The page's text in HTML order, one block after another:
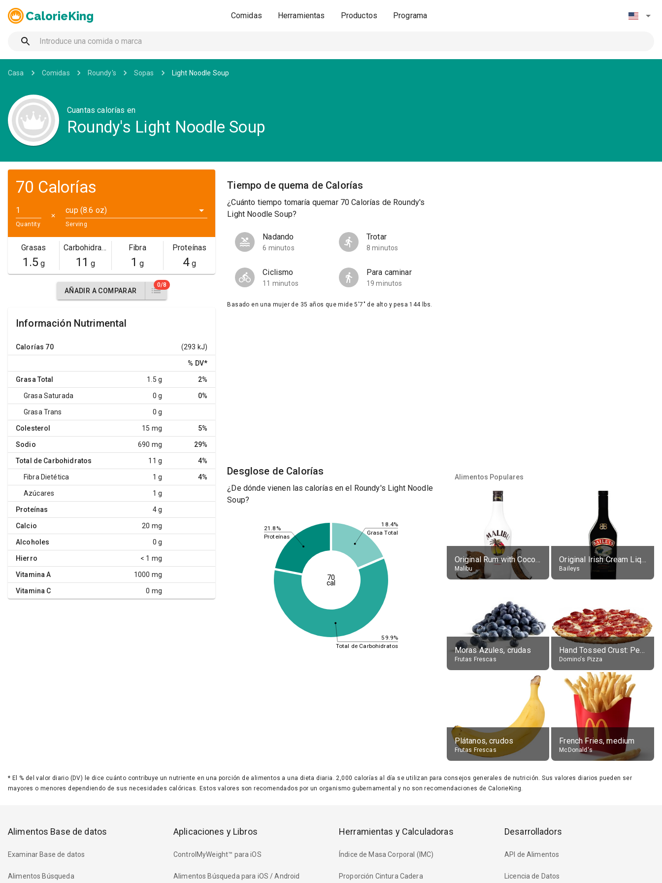
CalorieKing Comidas Herramientas Productos Programa
Casa Comidas Roundy's Sopas Light Noodle Soup
Cuantas calorías en
Roundy's Light Noodle Soup
70 Calorías
Quantity
✕
cup (8.6 oz)
Serving
Grasas
1.5g
Carbohidratos
11 g
Fibra
1 g
Proteínas
4g
AÑADIR A COMPARAR
0/8
Información Nutrimental
Calorías 70 (293 kJ)
% DV*
Grasa Total 1.5 g 2%
Grasa Saturada 0 g 0%
Grasa Trans 0 g
Colesterol 15 mg 5%
Sodio 690 mg 29%
Total de Carbohidratos 11 g 4%
Fibra Dietética 1 g 4%
Azúcares 1 g
Proteínas 4 g
Calcio 20 mg
Alcoholes 0 g
Hierro < 1 mg
Vitamina A 1000 mg
Vitamina C 0 mg
Tiempo de quema de Calorías
¿Cuánto tiempo tomaría quemar 70 Calorías de Roundy's
Light Noodle Soup?
Nadando
6 minutos
Trotar
8 minutos
Ciclismo
11 minutos
Para caminar
19 minutos
Basado en una mujer de 35 años que mide 5'7" de alto y pesa 144 lbs.
Desglose de Calorías
¿De dónde vienen las calorías en el Roundy's Light Noodle
Soup?
18.4%
59.9%
21.8%
Grasa Total
Total de Carbohidratos
Proteínas
70
cal
Alimentos Populares
Original Rum with Coconut Flavour (21% alc.)
Malibu
Original Irish Cream Liqueur (17% alc.)
Baileys
Moras Azules, crudas
Frutas Frescas
Hand Tossed Crust: Pepperoni Pizza (Large 14")
Domino's Pizza
Plátanos, crudos
Frutas Frescas
French Fries, medium
McDonald's
* El % del valor diario (DV) le dice cuánto contribuye un nutriente en una porción de alimentos a una dieta diaria. 2,000 calorías al día se utilizan para consejos generales de nutrición. Sus valores diarios pueden ser
mayores o menores dependiendo de sus necesidades calóricas. Estos valores son recomendados por un organismo gubernamental y no son recomendaciones de CalorieKing.
Alimentos Base de datos
Examinar Base de datos
Alimentos Búsqueda
Aplicaciones y Libros
ControlMyWeight™ para iOS
Alimentos Búsqueda para iOS / Android
Herramientas y Calculadoras
Índice de Masa Corporal (IMC)
Proporción Cintura Cadera
Desarrolladors
API de Alimentos
Licencia de Datos